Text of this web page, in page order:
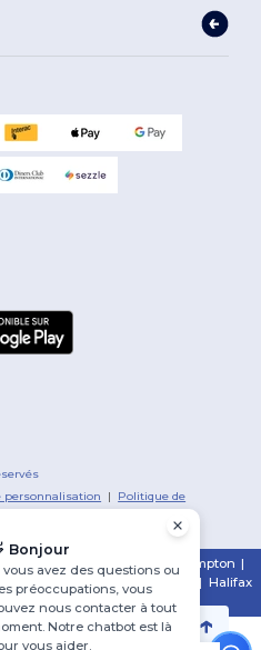
personnalisation | Politique de
|Plan du Site
Hamilton Toronto Brampton |
| Vancouver | Halifax
Bonjour
vous avez des questions ou
préoccupations, vous
nous contacter à tout
Notre chatbot est là
vous aider.